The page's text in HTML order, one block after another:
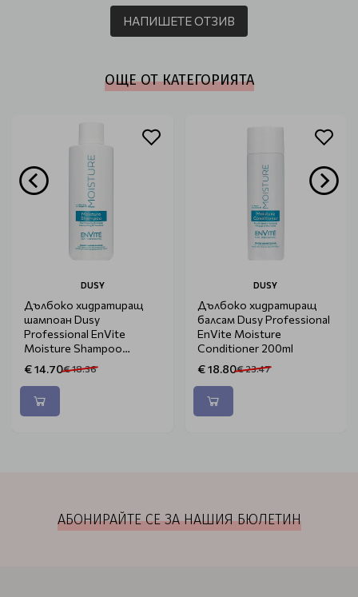
НАПИШЕТЕ ОТЗИВ
ОЩЕ ОТ КАТЕГОРИЯТА
DUSY
Дълбоко хидратиращ
шампоан Dusy
Professional EnVite
Moisture Shampoo
1000ml
€ 14.70€ 18.36
DUSY
Дълбоко хидратиращ
балсам Dusy Professional
EnVite Moisture
Conditioner 200ml
€ 18.80€ 23.47
АБОНИРАЙТЕ СЕ ЗА НАШИЯ БЮЛЕТИН